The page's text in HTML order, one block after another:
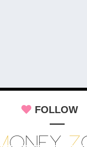
FOLLOW